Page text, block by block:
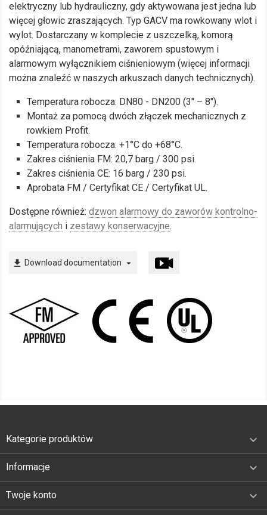
elektryczny lub hydrauliczny, gdy aktywowana jest jedna lub
więcej głowic zraszających. Typ GACV ma rowkowany wlot i
wylot. Dostarczany w komplecie z uszczelką, komorą
opóźniającą, manometrami, zaworem spustowym i
alarmowym wyłącznikiem ciśnieniowym (więcej informacji
można znaleźć w naszych arkuszach danych technicznych).
Temperatura robocza: DN80 - DN200 (3" – 8").
Montaż za pomocą dwóch złączek mechanicznych z
rowkiem Profit.
Temperatura robocza: +1°C do +68°C.
Zakres ciśnienia FM: 20,7 barg / 300 psi.
Zakres ciśnienia CE: 16 barg / 230 psi.
Aprobata FM / Certyfikat CE / Certyfikat UL.
Dostępne również: dzwon alarmowy do zaworów kontrolno-
alarmujących i zestawy konserwacyjne.
file_download Download documentation arrow_drop_down
Kategorie produktów 
Informacje 
Twoje konto 